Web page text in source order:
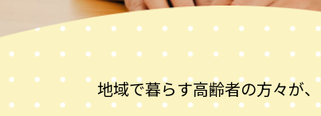
地域で暮らす高齢者の方々が、